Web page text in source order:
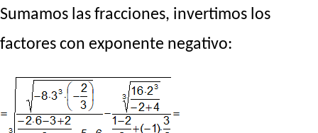
Sumamos las fracciones, invertimos los
factores con exponente negativo: